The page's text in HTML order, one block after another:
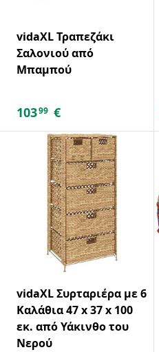
vidaXL Τραπεζάκι
Σαλονιού από
Μπαμπού
10399 €
vidaXL Συρταριέρα με 6
Καλάθια 47 x 37 x 100
εκ. από Υάκινθο του
Νερού